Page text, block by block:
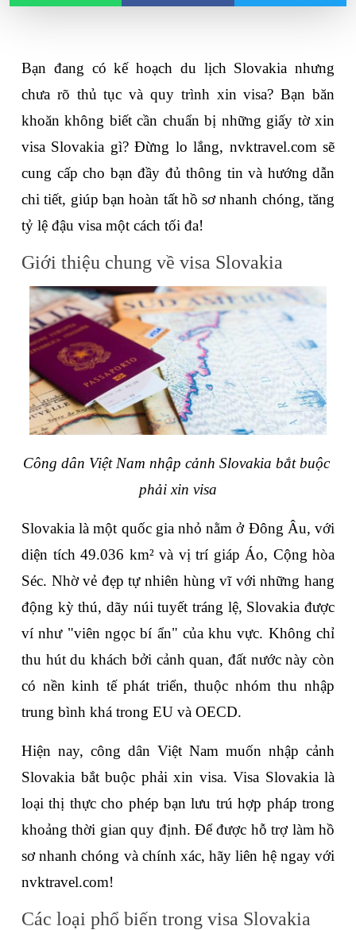
Bạn đang có kế hoạch du lịch Slovakia nhưng
chưa rõ thủ tục và quy trình xin visa? Bạn băn
visa Slovakia gì? Đừng lo lắng, nvktravel.com sẽ
cung cấp cho bạn đầy đủ thông tin và hướng dẫn
chi tiết, giúp bạn hoàn tất hồ sơ nhanh chóng, tăng
tỷ lệ đậu visa một cách tối đa!
Giới thiệu chung về visa Slovakia
Công dân Việt Nam nhập cảnh Slovakia bắt buộc
phải xin visa
Slovakia là một quốc gia nhỏ nằm ở Đông Âu, với
diện tích 49.036 km² và vị trí giáp Áo, Cộng hòa
Séc. Nhờ vẻ đẹp tự nhiên hùng vĩ với những hang
động kỳ thú, dãy núi tuyết tráng lệ, Slovakia được
ví như "viên ngọc bí ẩn" của khu vực. Không chỉ
thu hút du khách bởi cảnh quan, đất nước này còn
có nền kinh tế phát triển, thuộc nhóm thu nhập
trung bình khá trong EU và OECD.
Hiện nay, công dân Việt Nam muốn nhập cảnh
Slovakia bắt buộc phải xin visa. Visa Slovakia là
loại thị thực cho phép bạn lưu trú hợp pháp trong
khoảng thời gian quy định. Để được hỗ trợ làm hồ
sơ nhanh chóng và chính xác, hãy liên hệ ngay với
nvktravel.com!
Các loại phổ biến trong visa Slovakia